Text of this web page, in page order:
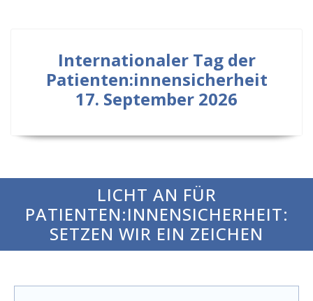
Internationaler Tag der
Patienten:innensicherheit
17. September 2026
LICHT AN FÜR
PATIENTEN:INNENSICHERHEIT:
SETZEN WIR EIN ZEICHEN